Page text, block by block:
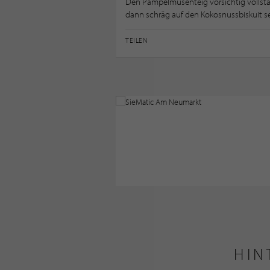
dann schräg auf den Kokosnussbiskuit
TEILEN